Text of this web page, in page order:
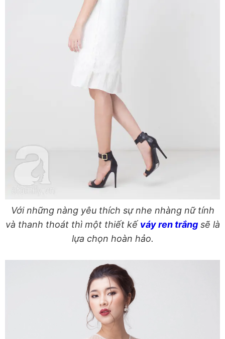
Với những nàng yêu thích sự nhe nhàng nữ tính
và thanh thoát thì một thiết kế váy ren trắngsẽ là
lựa chọn hoàn hảo.